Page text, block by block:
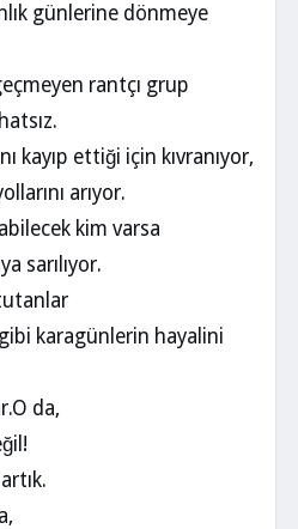
günlerine dönmeye
rantçı grup
kayıp ettiği için kıvranıyor,
arıyor.
kim varsa
sarılıyor.
gibi karagünlerin hayalini
da,